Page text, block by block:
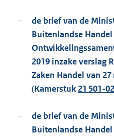
–
de brief van de
Buitenlandse Handel
2019 inzake verslag
Zaken Handel van 27
(Kamerstuk 21 501-
–
de brief van de
Buitenlandse Handel